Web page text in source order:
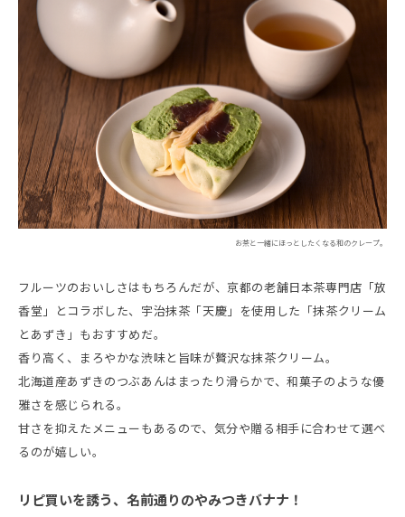
お茶と一緒にほっとしたくなる和のクレープ。
フルーツのおいしさはもちろんだが、京都の老舗日本茶専門店「放
香堂」とコラボした、宇治抹茶「天慶」を使用した「抹茶クリーム
とあずき」もおすすめだ。
香り高く、まろやかな渋味と旨味が贅沢な抹茶クリーム。
北海道産あずきのつぶあんはまったり滑らかで、和菓子のような優
雅さを感じられる。
甘さを抑えたメニューもあるので、気分や贈る相手に合わせて選べ
るのが嬉しい。
リピ買いを誘う、名前通りのやみつきバナナ！